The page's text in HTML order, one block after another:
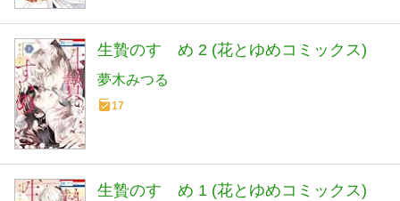
生贄のすゝめ 2 (花とゆめコミックス)
夢木みつる
17
生贄のすゝめ 1 (花とゆめコミックス)